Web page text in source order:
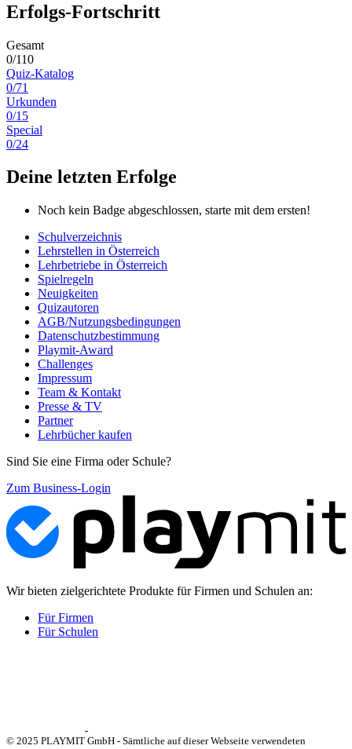
Erfolgs-Fortschritt
Gesamt
0/110
Quiz-Katalog
0/71
Urkunden
0/15
Special
0/24
Deine letzten Erfolge
Noch kein Badge abgeschlossen, starte mit dem ersten!
Schulverzeichnis
Lehrstellen in Österreich
Lehrbetriebe in Österreich
Spielregeln
Neuigkeiten
Quizautoren
AGB/Nutzungsbedingungen
Datenschutzbestimmung
Playmit-Award
Challenges
Impressum
Team & Kontakt
Presse & TV
Partner
Lehrbücher kaufen
Sind Sie eine Firma oder Schule?
Zum Business-Login
Wir bieten zielgerichtete Produkte für Firmen und Schulen an:
Für Firmen
Für Schulen
© 2025 PLAYMIT GmbH - Sämtliche auf dieser Webseite verwendeten